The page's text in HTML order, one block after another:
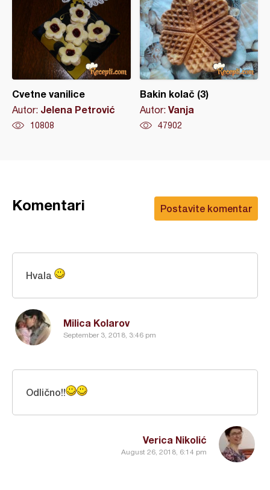
Cvetne vanilice
Autor: Jelena Petrović
10808
Bakin kolač (3)
Autor: Vanja
47902
Postavite komentar
Komentari
Milica Kolarov
September 3, 2018, 3:46 pm
Hvala
Verica Nikolić
August 26, 2018, 6:14 pm
Odlično!!